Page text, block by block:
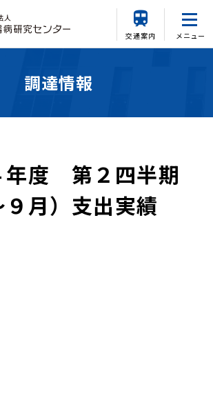
交通案内 メニュー
調達情報
年度 第２四半期
９月）支出実績